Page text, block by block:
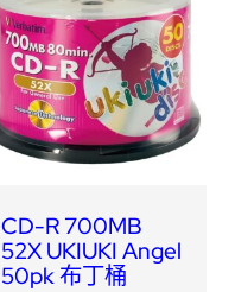
CD-R 700MB
52X UKIUKI Angel
50pk 布丁桶